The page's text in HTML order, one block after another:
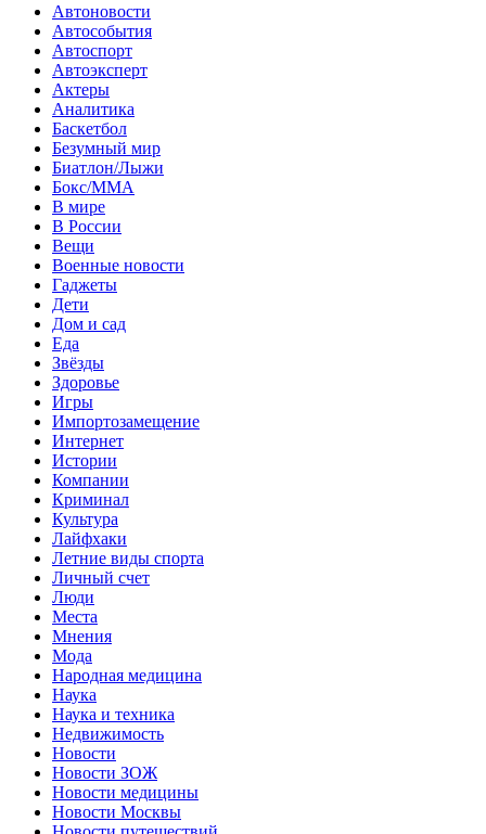
Автоновости
Автособытия
Автоспорт
Автоэксперт
Актеры
Аналитика
Баскетбол
Безумный мир
Биатлон/Лыжи
Бокс/MMA
В мире
В России
Вещи
Военные новости
Гаджеты
Дети
Дом и сад
Еда
Звёзды
Здоровье
Игры
Импортозамещение
Интернет
Истории
Компании
Криминал
Культура
Лайфхаки
Летние виды спорта
Личный счет
Люди
Места
Мнения
Мода
Народная медицина
Наука
Наука и техника
Недвижимость
Новости
Новости ЗОЖ
Новости медицины
Новости Москвы